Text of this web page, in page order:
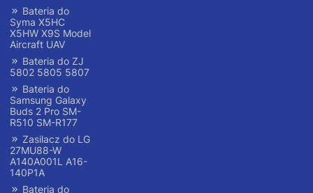
Bateria do
Syma X5HC
X5HW X9S Model
Aircraft UAV
Bateria do ZJ
5802 5805 5807
Bateria do
Samsung Galaxy
Buds 2 Pro SM-
R510 SM-R177
Zasilacz do LG
27MU88-W
A140A001L A16-
140P1A
Bateria do